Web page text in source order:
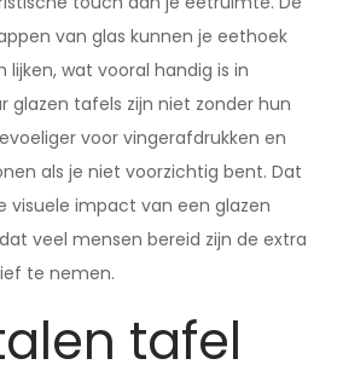
van glas kunnen je eethoek
wat vooral handig is in
glazen tafels zijn niet zonder hun
voor vingerafdrukken en
als je niet voorzichtig bent. Dat
visuele impact van een glazen
veel mensen bereid zijn de extra
te nemen.
tafel